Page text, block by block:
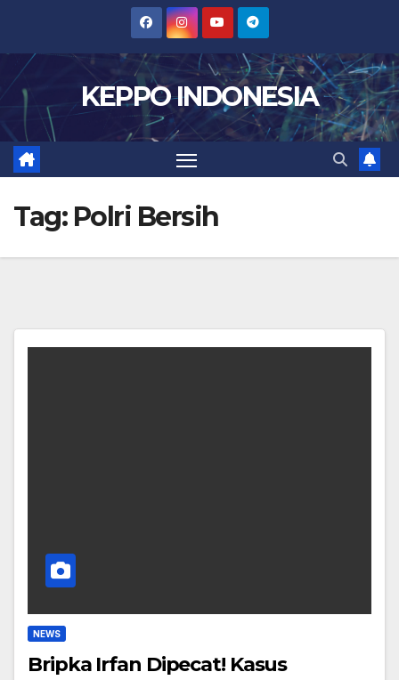
content
KEPPO INDONESIA
Tag: Polri Bersih
NEWS
Bripka Irfan Dipecat! Kasus